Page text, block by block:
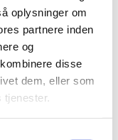
oplysninger om
partnere inden
og
disse
dem, eller som
tjenester.
ubalance eller oplevet
hånd om.
, stresscoach